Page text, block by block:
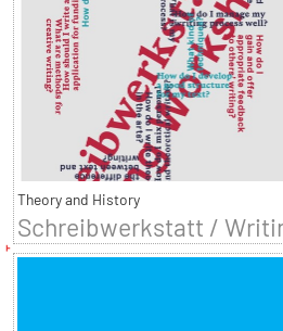
Theory and History
Schreibwerkstatt /